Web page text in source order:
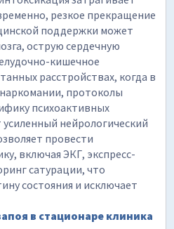
резкое прекращение
поддержки может
острую сердечную
кишечное
расстройствах, когда в
протоколы
психоактивных
нейрологический
провести
включая ЭКГ, экспресс-
сатурации, что
состояния и исключает
в стационаре клиника